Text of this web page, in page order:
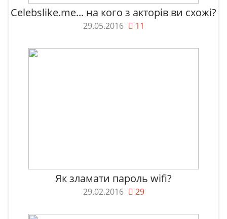
Celebslike.me... на кого з акторів ви схожі?
29.05.2016 11
Як зламати пароль wifi?
29.02.2016 29